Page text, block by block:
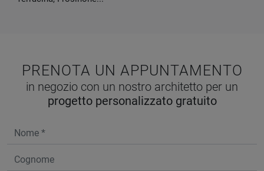
PRENOTA UN APPUNTAMENTO
in negozio con un nostro architetto per un
progetto personalizzato gratuito